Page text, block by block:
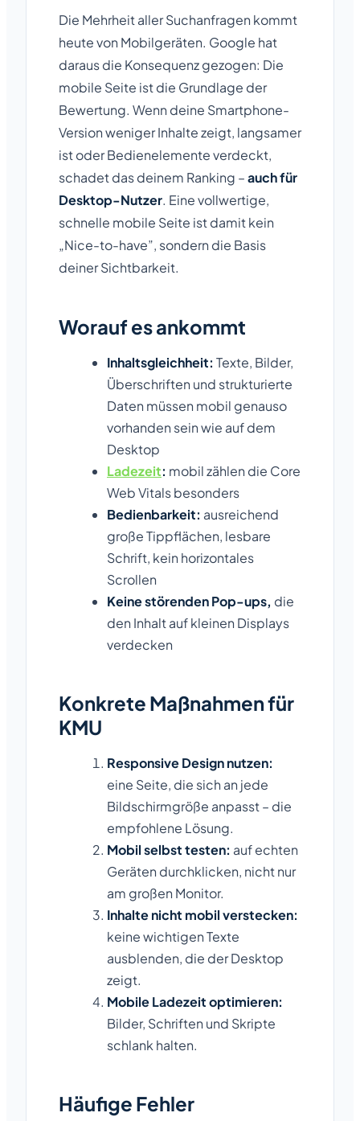
Die Mehrheit aller Suchanfragen kommt
heute von Mobilgeräten. Google hat
daraus die Konsequenz gezogen: Die
mobile Seite ist die Grundlage der
Bewertung. Wenn deine Smartphone-
Version weniger Inhalte zeigt, langsamer
ist oder Bedienelemente verdeckt,
schadet das deinem Ranking –auch für
Desktop-Nutzer. Eine vollwertige,
schnelle mobile Seite ist damit kein
„Nice-to-have”, sondern die Basis
deiner Sichtbarkeit.
Worauf es ankommt
Inhaltsgleichheit: Texte, Bilder,
Überschriften und strukturierte
Daten müssen mobil genauso
vorhanden sein wie auf dem
Desktop
Ladezeit: mobil zählen die Core
Web Vitals besonders
Bedienbarkeit: ausreichend
große Tippflächen, lesbare
Schrift, kein horizontales
Scrollen
Keine störenden Pop-ups, die
den Inhalt auf kleinen Displays
verdecken
Konkrete Maßnahmen für
KMU
Responsive Design nutzen:
eine Seite, die sich an jede
Bildschirmgröße anpasst – die
empfohlene Lösung.
Mobil selbst testen: auf echten
Geräten durchklicken, nicht nur
am großen Monitor.
Inhalte nicht mobil verstecken:
keine wichtigen Texte
ausblenden, die der Desktop
zeigt.
Mobile Ladezeit optimieren:
Bilder, Schriften und Skripte
schlank halten.
Häufige Fehler